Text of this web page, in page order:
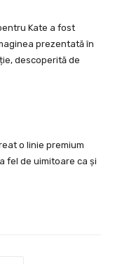
Kate a fost
prezentată în
descoperită de
o linie premium
fel de uimitoare ca și